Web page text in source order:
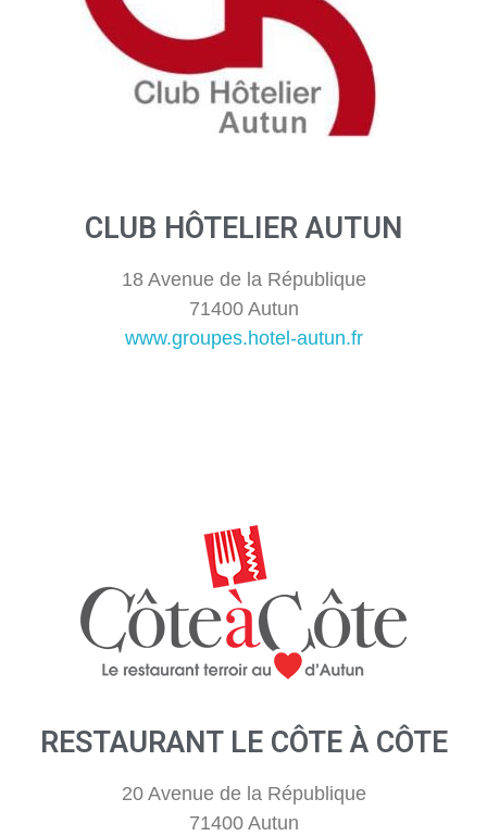
CLUB HÔTELIER AUTUN
18 Avenue de la République
71400 Autun
www.groupes.hotel-autun.fr
RESTAURANT LE CÔTE À CÔTE
20 Avenue de la République
71400 Autun